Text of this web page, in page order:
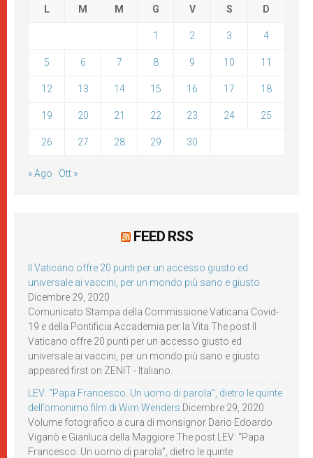
L M M G V S D
1 2 3 4
5 6 7 8 9 10 11
12 13 14 15 16 17 18
19 20 21 22 23 24 25
26 27 28 29 30
« Ago Ott »
FEED RSS
Il Vaticano offre 20 punti per un accesso giusto ed
universale ai vaccini, per un mondo più sano e giusto
Dicembre 29, 2020
Comunicato Stampa della Commissione Vaticana Covid-
19 e della Pontificia Accademia per la Vita The post Il
Vaticano offre 20 punti per un accesso giusto ed
universale ai vaccini, per un mondo più sano e giusto
appeared first on ZENIT - Italiano.
LEV: “Papa Francesco. Un uomo di parola”, dietro le quinte
dell’omonimo film di Wim Wenders Dicembre 29, 2020
Volume fotografico a cura di monsignor Dario Edoardo
Viganò e Gianluca della Maggiore The post LEV: “Papa
Francesco. Un uomo di parola”, dietro le quinte